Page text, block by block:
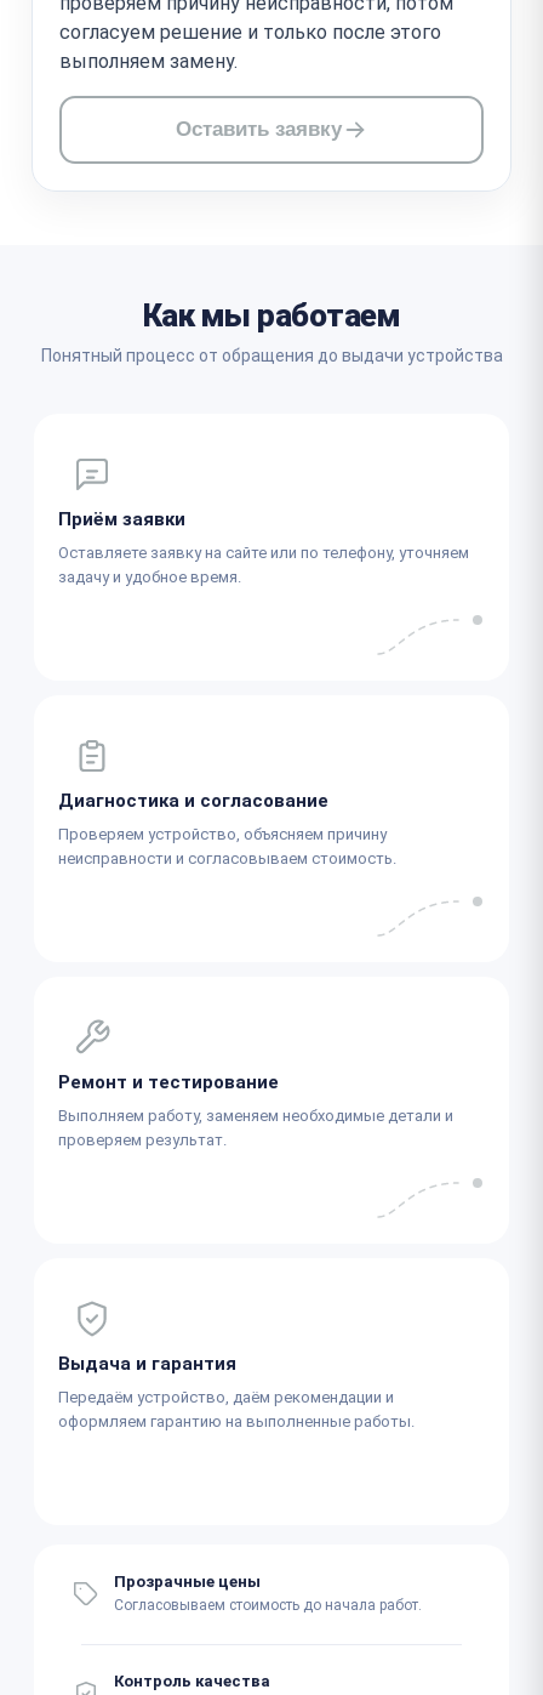
согласуем решение и только после этого
выполняем замену.
Оставить заявку
Как мы работаем
Понятный процесс от обращения до выдачи устройства
Приём заявки
Оставляете заявку на сайте или по телефону, уточняем
задачу и удобное время.
Диагностика и согласование
Проверяем устройство, объясняем причину
неисправности и согласовываем стоимость.
Ремонт и тестирование
Выполняем работу, заменяем необходимые детали и
проверяем результат.
Выдача и гарантия
Передаём устройство, даём рекомендации и
оформляем гарантию на выполненные работы.
Прозрачные цены
Согласовываем стоимость до начала работ.
Контроль качества